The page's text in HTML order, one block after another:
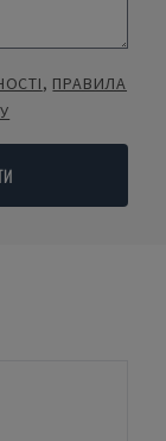
, ПРАВИЛА